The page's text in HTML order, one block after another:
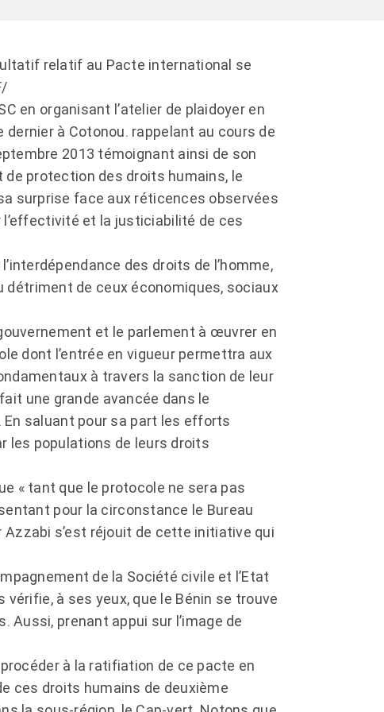
relatif au Pacte international se
en organisant l’atelier de plaidoyer en
à Cotonou. rappelant au cours de
2013 témoignant ainsi de son
protection des droits humains, le
surprise face aux réticences observées
et la justiciabilité de ces
des droits de l’homme,
de ceux économiques, sociaux
et le parlement à œuvrer en
dont l’entrée en vigueur permettra aux
à travers la sanction de leur
une grande avancée dans le
saluant pour sa part les efforts
les populations de leurs droits
« tant que le protocole ne sera pas
pour la circonstance le Bureau
Azzabi s’est réjouit de cette initiative qui
de la Société civile et l’Etat
à ses yeux, que le Bénin se trouve
prenant appui sur l’image de
à la ratifiation de ce pacte en
ces droits humains de deuxième